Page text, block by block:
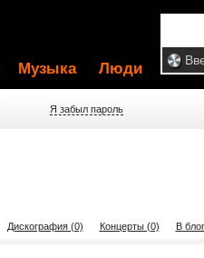
Музыка Люди
Я забыл пароль
Дискография (0) Концерты (0) В